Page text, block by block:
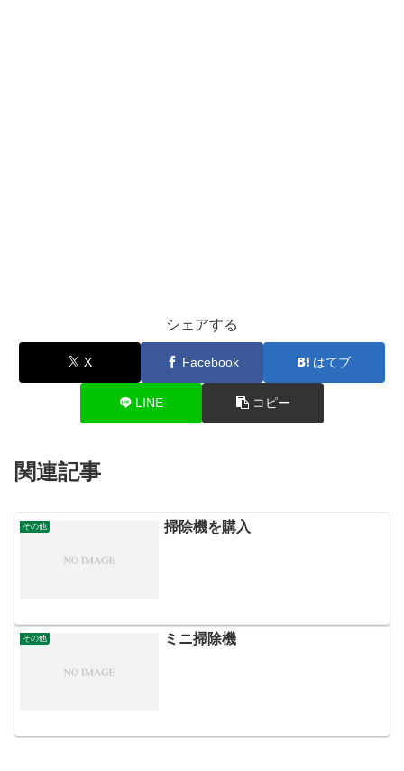
シェアする
X Facebook はてブ
LINE コピー
関連記事
その他 掃除機を購入
その他 ミニ掃除機